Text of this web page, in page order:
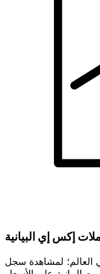
إكس إي البيانية
العالم؛ لمشاهدة سجل